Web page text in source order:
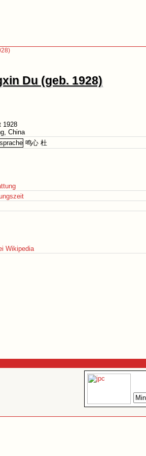
Du (geb. 1928)
1928
China
鸣心 杜
Wikipedia